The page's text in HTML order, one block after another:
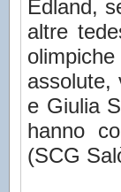
Edland,
altre
assolute,
e Giulia
hanno
(SCG